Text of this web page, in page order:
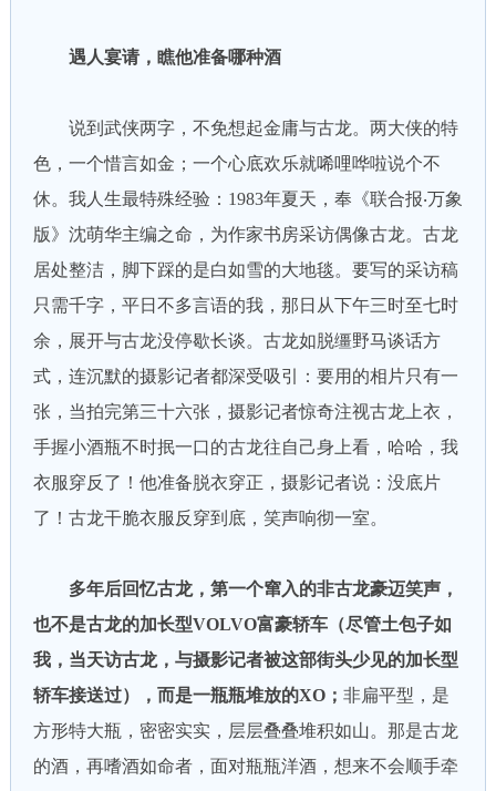
遇人宴请，瞧他准备哪种酒
说到武侠两字，不免想起金庸与古龙。两大侠的特
色，一个惜言如金；一个心底欢乐就唏哩哗啦说个不
休。我人生最特殊经验：1983年夏天，奉《联合报‧万象
版》沈萌华主编之命，为作家书房采访偶像古龙。古龙
居处整洁，脚下踩的是白如雪的大地毯。要写的采访稿
只需千字，平日不多言语的我，那日从下午三时至七时
余，展开与古龙没停歇长谈。古龙如脱缰野马谈话方
式，连沉默的摄影记者都深受吸引：要用的相片只有一
张，当拍完第三十六张，摄影记者惊奇注视古龙上衣，
手握小酒瓶不时抿一口的古龙往自己身上看，哈哈，我
衣服穿反了！他准备脱衣穿正，摄影记者说：没底片
了！古龙干脆衣服反穿到底，笑声响彻一室。
多年后回忆古龙，第一个窜入的非古龙豪迈笑声，
也不是古龙的加长型VOLVO富豪轿车（尽管土包子如
我，当天访古龙，与摄影记者被这部街头少见的加长型
轿车接送过），而是一瓶瓶堆放的XO； 非扁平型，是
方形特大瓶，密密实实，层层叠叠堆积如山。那是古龙
的酒，再嗜酒如命者，面对瓶瓶洋酒，想来不会顺手牵